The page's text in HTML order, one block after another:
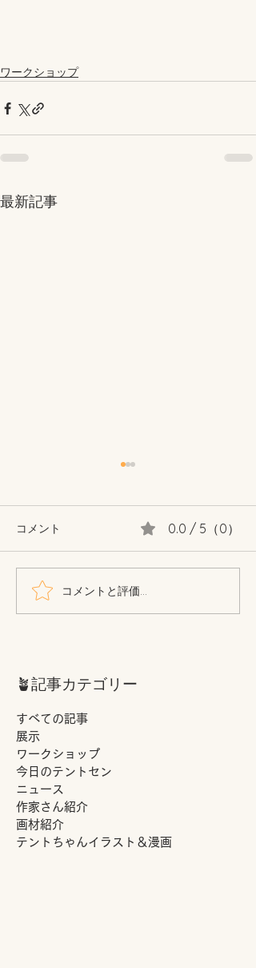
ワークショップ
最新記事
Copicopiスケッチ会あり
がとうございました✨
コメント 0.0 / 5（0）
コメントと評価...
🪴記事カテゴリー
すべての記事
展示
ワークショップ
今日のテントセン
ニュース
作家さん紹介
画材紹介
テントちゃんイラスト＆漫画